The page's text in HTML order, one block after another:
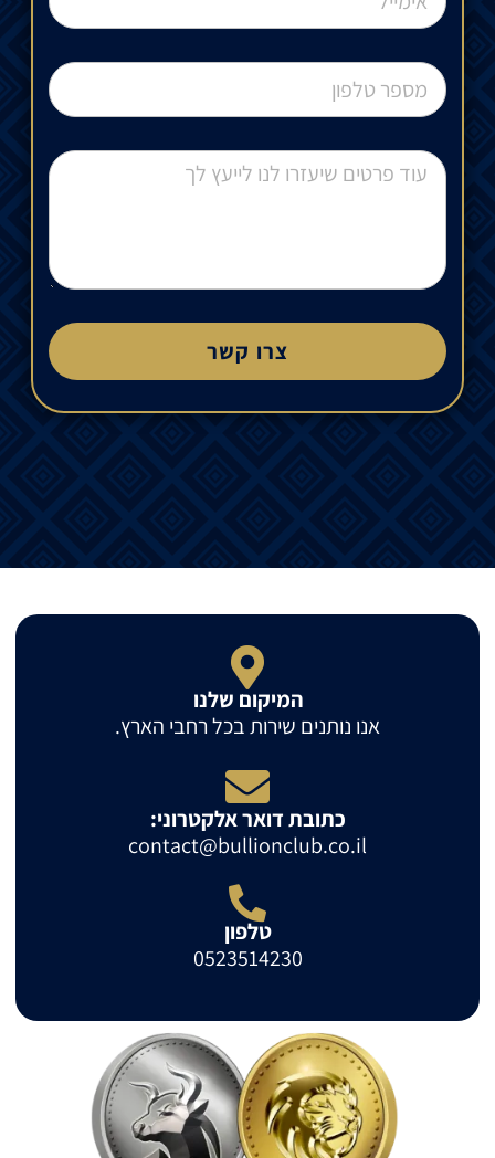
צרו קשר
המיקום שלנו
אנו נותנים שירות בכל רחבי הארץ.
כתובת דואר אלקטרוני:
contact@bullionclub.co.il
טלפון
0523514230